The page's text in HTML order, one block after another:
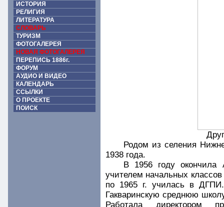
ИСТОРИЯ
РЕЛИГИЯ
ЛИТЕРАТУРА
СЛОВАРЬ
ТУРИЗМ
ФОТОГАЛЕРЕЯ
НОВАЯ ФОТОГАЛЕРЕЯ
ПЕРЕПИСЬ 1886г.
ФОРУМ
АУДИО И ВИДЕО
КАЛЕНДАРЬ
ССЫЛКИ
О ПРОЕКТЕ
ПОИСК
Родом из селения
1938 года.
В 1956 году окончила
учителем начальных
по 1965 г. училась в
Гакваринскую среднюю
Работала директором